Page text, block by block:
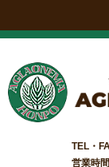
TEL・
営業時